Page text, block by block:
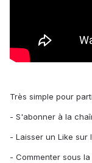
Très simple pour
- S'abonner à la
- Laisser un Like sur
- Commenter sous